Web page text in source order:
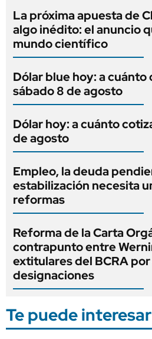
La próxima apuesta de
algo inédito: el anuncio
mundo científico
Dólar blue hoy: a cuánto
sábado 8 de agosto
Dólar hoy: a cuánto
de agosto
Empleo, la deuda
estabilización necesita
reformas
Reforma de la Carta
contrapunto entre
extitulares del BCRA
designaciones
Te puede interesar